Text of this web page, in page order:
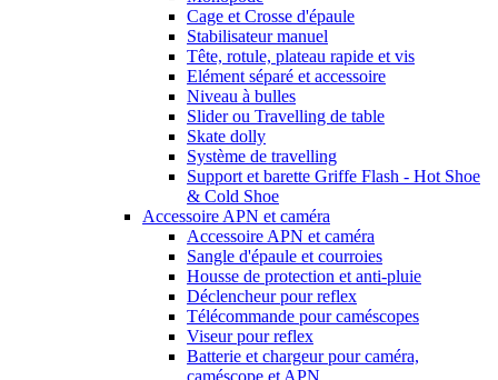
Cage et Crosse d'épaule
Stabilisateur manuel
Tête, rotule, plateau rapide et vis
Elément séparé et accessoire
Niveau à bulles
Slider ou Travelling de table
Skate dolly
Système de travelling
Support et barette Griffe Flash - Hot Shoe
& Cold Shoe
Accessoire APN et caméra
Accessoire APN et caméra
Sangle d'épaule et courroies
Housse de protection et anti-pluie
Déclencheur pour reflex
Télécommande pour caméscopes
Viseur pour reflex
Batterie et chargeur pour caméra,
caméscope et APN